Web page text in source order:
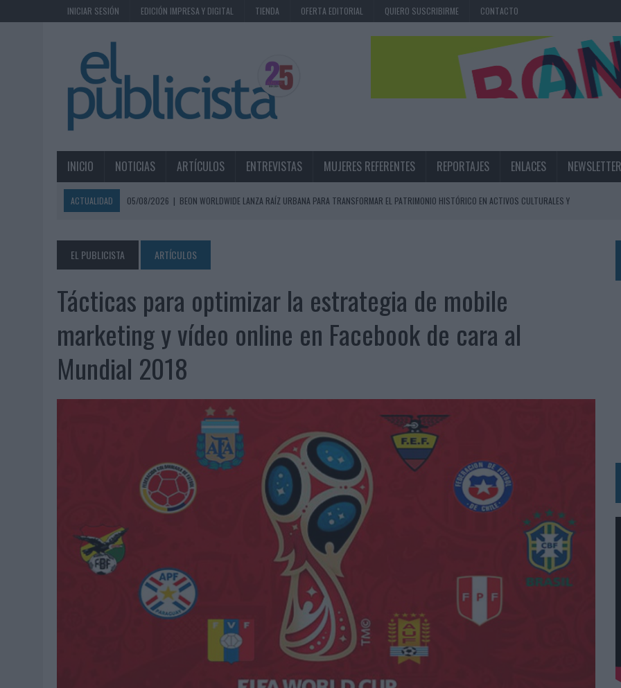
INICIAR SESIÓN EDICIÓN IMPRESA Y DIGITAL TIENDA OFERTA EDITORIAL QUIERO SUSCRIBIRME CONTACTO
INICIO NOTICIAS ARTÍCULOS ENTREVISTAS MUJERES REFERENTES REPORTAJES ENLACES NEWSLETTER
ACTUALIDAD 05/08/2026 | BEON WORLDWIDE LANZA RAÍZ URBANA PARA TRANSFORMAR EL PATRIMONIO HISTÓRICO EN ACTIVOS CULTURALES Y
FABRA COMUNICACIÓN INCORPORA A CASONÁ Y ASUME LA GESTIÓN DE SUS RELACIONES CON LOS MEDIOS
05/08/2026 | LOPESAN HOTELS & RESORTS ACERCA EL PARAÍSO CANARIO EN SU ÚLTIMA CAMPAÑA INTERNACIONAL
05/08/2026
LUIS ARQUILLOS (BURGO DE ARIAS): “LA CONSTRUCCIÓN DE MARCA A LARGO PLAZO Y LA MEDICIÓN SON DOS CARAS DE LA MISMA
MONEDA”
04/08/2026
‘EL PARAÍSO MÁS CERCA’, DE 22GRADOS PARA LOPESAN HOTELS & RESORTS
04/08/2026
‘LA ÚNICA CERVEZA DEL MUNDO QUE SE DISFRUTA DOS VECES’, DE INUSUALY PARA CERVEZA CAPAZ
04/08/2026 | ‘EL FÚTBOL SIN LAS PERSONAS’, DE DENTSU CREATIVE PARA ORANGE
CAPAZ, LA CERVEZA QUE CONVIERTE CADA BOTELLA EN UNA OPORTUNIDAD DE INCLUSIÓN
BABARIA Y MAXIBON SON ‘EL MATCH PERFECTO DEL VERANO’
AUDIBLE REIVINDICA EL PODER TRANSFORMADOR DEL AUDIO EN SU NUEVA CAMPAÑA GLOBAL DE MARCA
‘VUELVE EL FÚTBOL. VUELVE A SOÑAR’, DE VML PARA MOVISTAR
MOVISTAR APELA A LA ILUSIÓN DE LAS AFICIONES PARA EL REGRESO DEL FÚTBOL
EL REAL BETIS INVITA A LOS AFICIONADOS A DISEÑAR SU PRÓXIMA CAMISETA FOREVER GREEN
03/08/2026 | KFC CONVIERTE LOS UBER EN UN HOMENAJE AL UNIVERSO DE 'LOS SIMPSON'
03/08/2026 |
BACK MARKET PONE A LA MADRE DE SU FUNDADOR COMO AVAL DE SU CALIDAD
PRESENTADO EL JURADO DE LOS PREMIOS DE MARKETING Y COMUNICACIÓN EN EL SECTOR ASEGURADOR 2026
‘FROZEN DUNKIN’ X CALIPPO®’, AUTOPRODUCCIÓN DE DUNKIN’
MAKING SCIENCE AUMENTA UN 12,8% SUS VENTAS EN EL PRIMER SEMESTRE HASTA LOS 196 MILLONES DE EUROS
WPP MEDIA SUMA A SU EQUIPO A JUAN ANTONIO ORTIZ COMO MEDIA MANAGEMENT & DELIVERY PRESIDENT
LA IA ESTÁ SUBIENDO EL LISTÓN DE LA CREATIVIDAD
EL PUBLICISTA ARTÍCULOS
Tácticas para optimizar la estrategia de mobile
marketing y vídeo online en Facebook de cara al
Mundial 2018